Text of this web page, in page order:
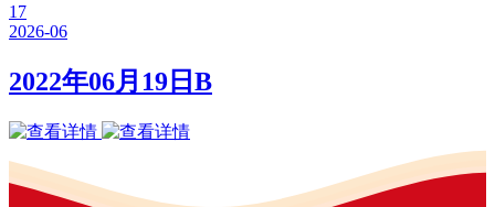
17
2026-06
2022年06月19日B